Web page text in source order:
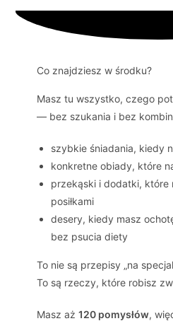
Co znajdziesz w środku?
Masz tu wszystko, czego
— bez szukania i bez
szybkie śniadania, kiedy
konkretne obiady, które
przekąski i dodatki, które
posiłkami
desery, kiedy masz
bez psucia diety
To nie są przepisy „na
To są rzeczy, które robisz
Masz aż120 pomysłów,